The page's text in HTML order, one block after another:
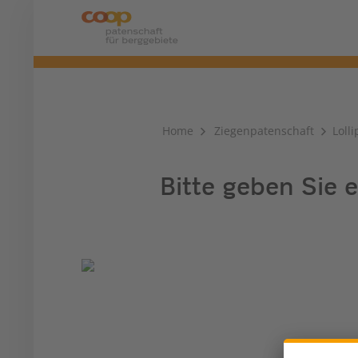
Home Ziegenpatenschaft
Bitte geben Sie